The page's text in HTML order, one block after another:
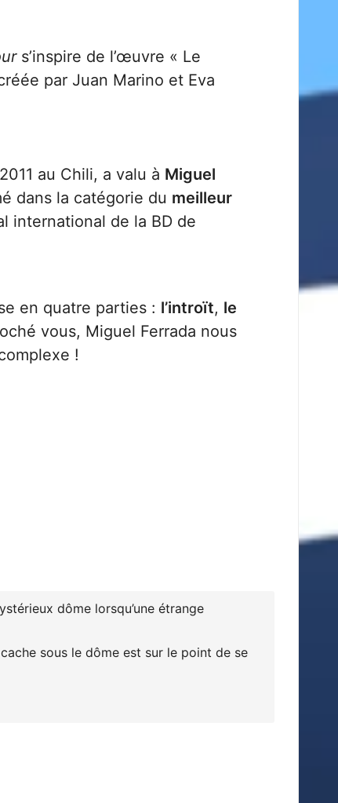
s’inspire de l’œuvre « Le
par Juan Marino et Eva
au Chili, a valu à Miguel
dans la catégorie du meilleur
international de la BD de
en quatre parties : l’introït, le
vous, Miguel Ferrada nous
!
dôme lorsqu’une étrange
sous le dôme est sur le point de se